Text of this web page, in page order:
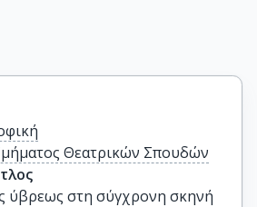
Θεατρικών Σπουδών
ύβρεως στη σύγχρονη σκηνή